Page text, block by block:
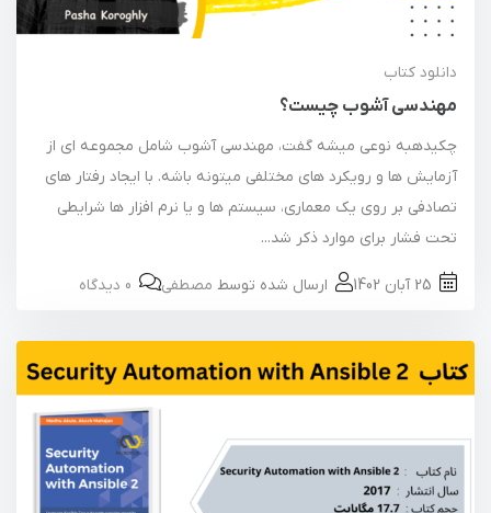
دانلود کتاب
مهندسی آشوب چیست؟
چکیدهبه نوعی میشه گفت، مهندسی آشوب شامل مجموعه ای از
آزمایش ها و رویکرد های مختلفی میتونه باشه. با ایجاد رفتار های
تصادفی بر روی یک معماری، سیستم ها و یا نرم افزار ها شرایطی
تحت فشار برای موارد ذکر شد...
ارسال شده توسط مصطفی 0 دیدگاه